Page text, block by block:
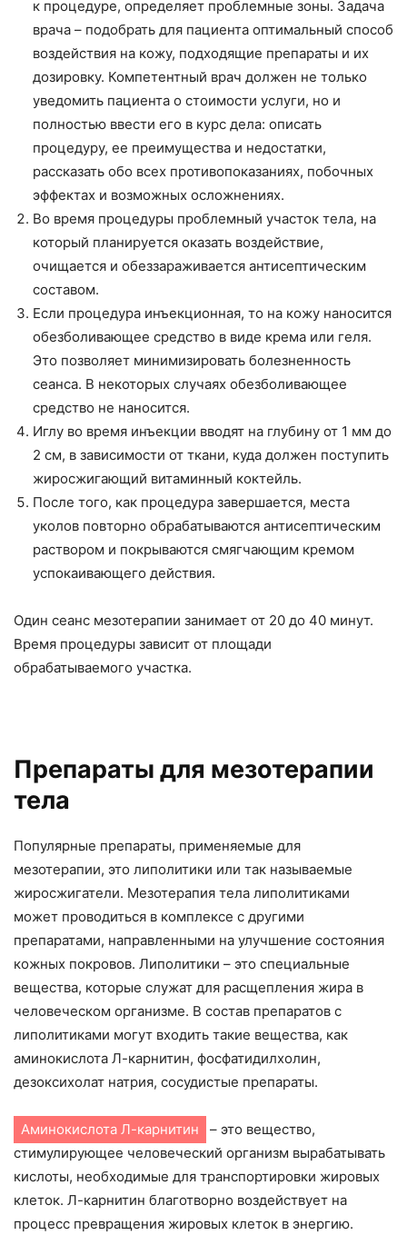
к процедуре, определяет проблемные зоны. Задача
врача – подобрать для пациента оптимальный способ
воздействия на кожу, подходящие препараты и их
дозировку. Компетентный врач должен не только
уведомить пациента о стоимости услуги, но и
полностью ввести его в курс дела: описать
процедуру, ее преимущества и недостатки,
рассказать обо всех противопоказаниях, побочных
эффектах и возможных осложнениях.
Во время процедуры проблемный участок тела, на
который планируется оказать воздействие,
очищается и обеззараживается антисептическим
составом.
Если процедура инъекционная, то на кожу наносится
обезболивающее средство в виде крема или геля.
Это позволяет минимизировать болезненность
сеанса. В некоторых случаях обезболивающее
средство не наносится.
Иглу во время инъекции вводят на глубину от 1 мм до
2 см, в зависимости от ткани, куда должен поступить
жиросжигающий витаминный коктейль.
После того, как процедура завершается, места
уколов повторно обрабатываются антисептическим
раствором и покрываются смягчающим кремом
успокаивающего действия.
Один сеанс мезотерапии занимает от 20 до 40 минут.
Время процедуры зависит от площади
обрабатываемого участка.
Препараты для мезотерапии
тела
Популярные препараты, применяемые для
мезотерапии, это липолитики или так называемые
жиросжигатели. Мезотерапия тела липолитиками
может проводиться в комплексе с другими
препаратами, направленными на улучшение состояния
кожных покровов. Липолитики – это специальные
вещества, которые служат для расщепления жира в
человеческом организме. В состав препаратов с
липолитиками могут входить такие вещества, как
аминокислота Л-карнитин, фосфатидилхолин,
дезоксихолат натрия, сосудистые препараты.
Аминокислота Л-карнитин
– это вещество,
стимулирующее человеческий организм вырабатывать
кислоты, необходимые для транспортировки жировых
клеток. Л-карнитин благотворно воздействует на
процесс превращения жировых клеток в энергию.